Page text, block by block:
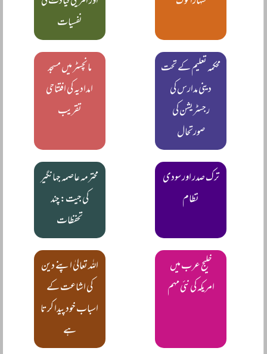
نفسیات
محکمہ تعلیم کے تحت
دینی مدارس کی
رجسٹریشن کی
صورتحال
مانچسٹر میں مسجد
امدادیہ کی افتتاحی
تقریب
ترک صدر اور سودی
نظام
محترمہ عاصمہ جہانگیر
کی جیت: چند
تحفظات
خلیج عرب میں
امریکہ کی نئی مہم
اللہ تعالیٰ اپنے دین
کی اشاعت کے
اسباب خود پیدا کرتا
ہے